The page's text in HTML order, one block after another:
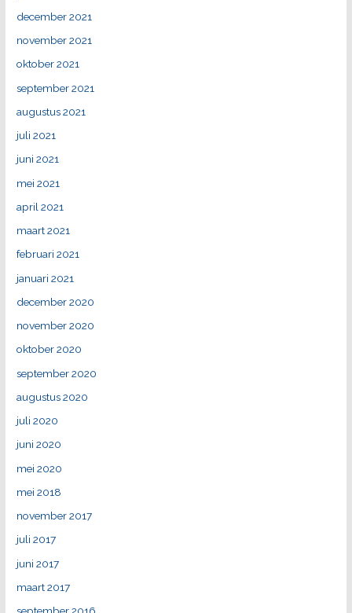
december 2021
november 2021
oktober 2021
september 2021
augustus 2021
juli 2021
juni 2021
mei 2021
april 2021
maart 2021
februari 2021
januari 2021
december 2020
november 2020
oktober 2020
september 2020
augustus 2020
juli 2020
juni 2020
mei 2020
mei 2018
november 2017
juli 2017
juni 2017
maart 2017